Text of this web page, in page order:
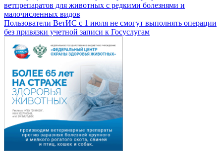
ветпрепаратов для животных с редкими болезнями и
малочисленных видов
Пользователи ВетИС с 1 июля не смогут выполнять операции
без привязки учетной записи к Госуслугам